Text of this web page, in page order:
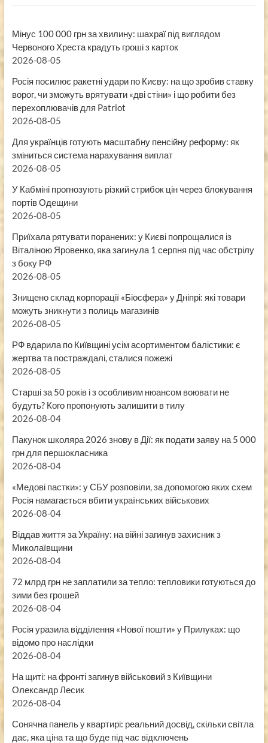
Мінус 100 000 грн за хвилину: шахраї під виглядом
Червоного Хреста крадуть гроші з карток
2026-08-05
Росія посилює ракетні удари по Києву: на що зробив ставку
ворог, чи зможуть врятувати «дві стіни» і що робити без
перехоплювачів для Patriot
2026-08-05
Для українців готують масштабну пенсійну реформу: як
зміниться система нарахування виплат
2026-08-05
У Кабміні прогнозують різкий стрибок цін через блокування
портів Одещини
2026-08-05
Приїхала рятувати поранених: у Києві попрощалися із
Віталіною Яровенко, яка загинула 1 серпня під час обстрілу
з боку РФ
2026-08-05
Знищено склад корпорації «Біосфера» у Дніпрі: які товари
можуть зникнути з полиць магазинів
2026-08-05
РФ вдарила по Київщині усім асортиментом балістики: є
жертва та постраждалі, сталися пожежі
2026-08-05
Старші за 50 років і з особливим нюансом воювати не
будуть? Кого пропонують залишити в тилу
2026-08-04
Пакунок школяра 2026 знову в Дії: як подати заяву на 5 000
грн для першокласника
2026-08-04
«Медові пастки»: у СБУ розповіли, за допомогою яких схем
Росія намагається вбити українських військових
2026-08-04
Віддав життя за Україну: на війні загинув захисник з
Миколаївщини
2026-08-04
72 млрд грн не заплатили за тепло: тепловики готуються до
зими без грошей
2026-08-04
Росія уразила відділення «Нової пошти» у Прилуках: що
відомо про наслідки
2026-08-04
На щиті: на фронті загинув військовий з Київщини
Олександр Лесик
2026-08-04
Сонячна панель у квартирі: реальний досвід, скільки світла
дає, яка ціна та що буде під час відключень